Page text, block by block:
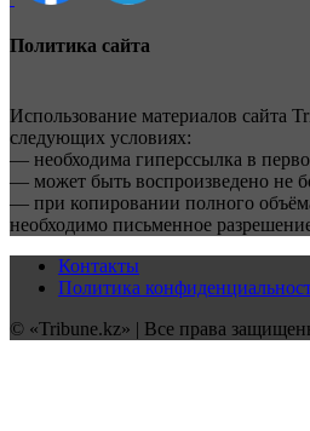
Политика сайта
Использование материалов сайта
следующих условиях:
— необходима гиперссылка в
— может быть воспроизведено не
— при копировании полного
необходимо письменное
Контакты
Политика
© «Tribune.kz» | Все права